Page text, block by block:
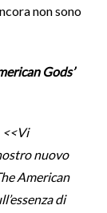
non sono
Gods’
<<Vi
nuovo
American
di